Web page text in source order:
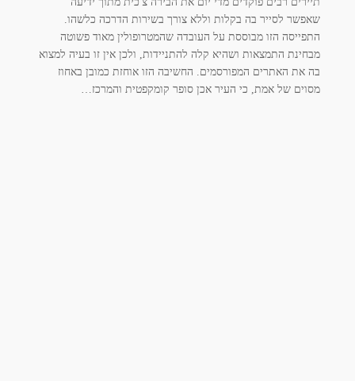
שאפשר לסייר בה בקלות וללא צורך בשירות הדרכה כלשהו.
התפייסה הזו מבוססת על העובדה שהמטרופולין מאוד פשוטה
מבחינת התמצאות ושהיא קלה להתניידות, ולכן אין זו בעיה למצוא
בה את האתרים המפורסמים. החשיבה הזו אוחזת כמובן באחוז
מסוים של אמת, כי העיר אכן סופר קומקפטית והמרכז…